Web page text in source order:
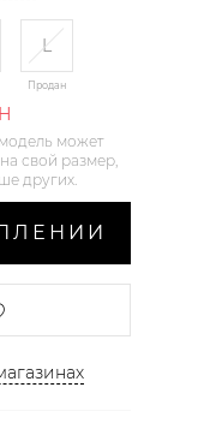
L
Продан
может
свой размер,
других.